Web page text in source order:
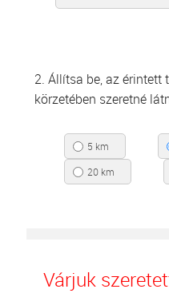
2. Állítsa be, az érintett
körzetében szeretné
5 km
20 km
Várjuk